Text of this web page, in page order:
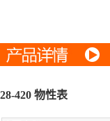
28-420 物性表